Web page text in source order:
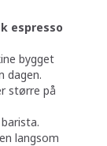
espresso
bygget
dagen.
større på
langsom